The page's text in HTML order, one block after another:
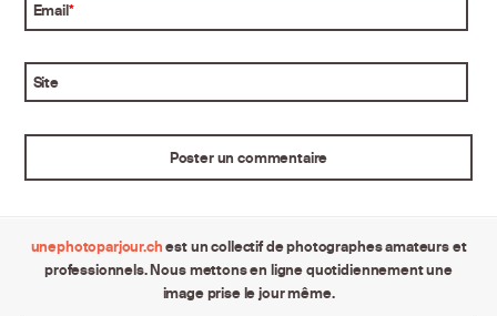
Email*
Site
unephotoparjour.chest un collectif de photographes amateurs et
professionnels. Nous mettons en ligne quotidiennement une
image prise le jour même.